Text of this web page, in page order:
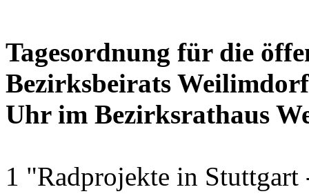
Tagesordnung für die
Bezirksbeirats
Uhr im Bezirksrathaus
1 "Radprojekte in